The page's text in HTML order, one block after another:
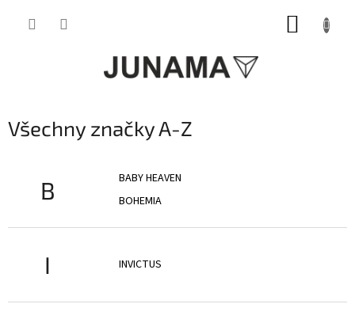
Všechny značky A-Z
B
BABY HEAVEN
BOHEMIA
I INVICTUS